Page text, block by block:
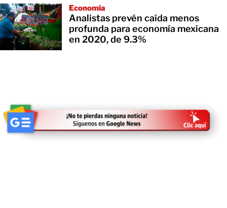
Economía
Analistas prevén caída menos
profunda para economía mexicana
en 2020, de 9.3%